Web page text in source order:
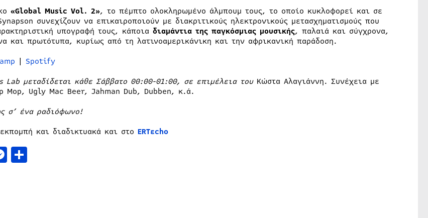
«Global Music Vol. 2», το πέμπτο ολοκληρωμένο άλμπουμ τους, το οποίο κυκλοφορεί και σε
συνεχίζουν να επικαιροποιούν με διακριτικούς ηλεκτρονικούς μετασχηματισμούς που
υπογραφή τους, κάποια διαμάντια της παγκόσμιας μουσικής, παλαιά και σύγχρονα,
και πρωτότυπα, κυρίως από τη λατινοαμερικάνικη και την αφρικανική παράδοση.
| Spotify
Lab μεταδίδεται κάθε Σάββατο 00:00-01:00, σε επιμέλεια του Κώστα Αλαγιάννη. Συνέχεια με
Mop, Ugly Mac Beer, Jahman Dub, Dubben, κ.ά.
σ’ ένα ραδιόφωνο!
και διαδικτυακά και στο ERTεcho
Messenger
Μοιραστείτε